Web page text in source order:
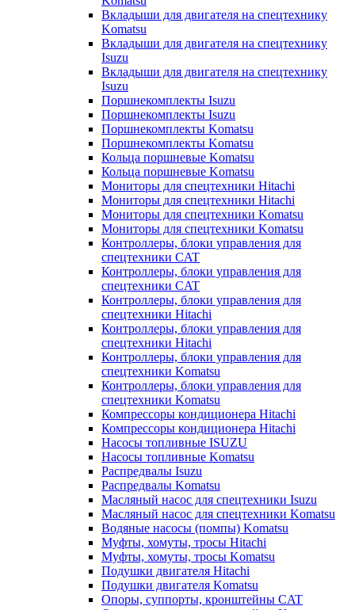
Вкладыши для двигателя на спецтехнику
Komatsu
Вкладыши для двигателя на спецтехнику
Isuzu
Вкладыши для двигателя на спецтехнику
Isuzu
Поршнекомплекты Isuzu
Поршнекомплекты Isuzu
Поршнекомплекты Komatsu
Поршнекомплекты Komatsu
Кольца поршневые Komatsu
Кольца поршневые Komatsu
Мониторы для спецтехники Hitachi
Мониторы для спецтехники Hitachi
Мониторы для спецтехники Komatsu
Мониторы для спецтехники Komatsu
Контроллеры, блоки управления для
спецтехники CAT
Контроллеры, блоки управления для
спецтехники CAT
Контроллеры, блоки управления для
спецтехники Hitachi
Контроллеры, блоки управления для
спецтехники Hitachi
Контроллеры, блоки управления для
спецтехники Komatsu
Контроллеры, блоки управления для
спецтехники Komatsu
Компрессоры кондиционера Hitachi
Компрессоры кондиционера Hitachi
Насосы топливные ISUZU
Насосы топливные Komatsu
Распредвалы Isuzu
Распредвалы Komatsu
Масляный насос для спецтехники Isuzu
Масляный насос для спецтехники Komatsu
Водяные насосы (помпы) Komatsu
Муфты, хомуты, тросы Hitachi
Муфты, хомуты, тросы Komatsu
Подушки двигателя Hitachi
Подушки двигателя Komatsu
Опоры, суппорты, кронштейны CAT